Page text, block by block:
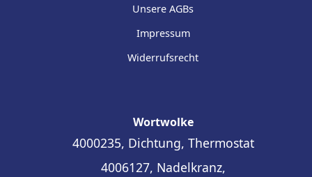
Unsere AGBs
Impressum
Widerrufsrecht
Wortwolke
4000235, Dichtung, Thermostat
4006127, Nadelkranz,